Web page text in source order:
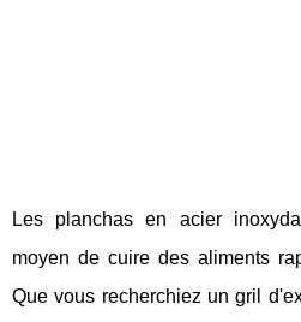
Les planchas en acier
moyen de cuire des aliments
Que vous recherchiez un gril